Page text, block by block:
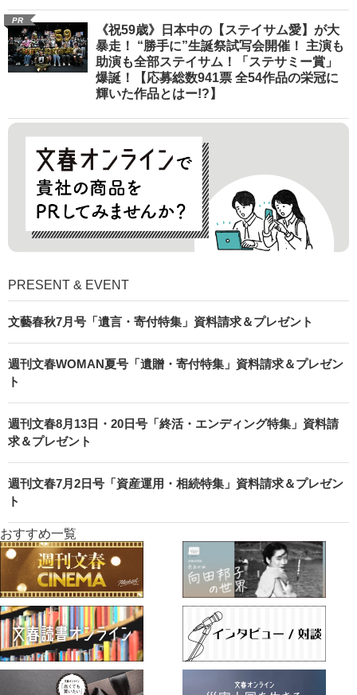
PR
《祝59歳》日本中の【ステイサム愛】が大
暴走！ “勝手に”生誕祭試写会開催！ 主演も
助演も全部ステイサム！「ステサミー賞」
爆誕！【応募総数941票 全54作品の栄冠に
輝いた作品とはー!?】
PRESENT & EVENT
文藝春秋7月号「遺言・寄付特集」資料請求＆プレゼント
週刊文春WOMAN夏号「遺贈・寄付特集」資料請求＆プレゼン
ト
週刊文春8月13日・20日号「終活・エンディング特集」資料請
求＆プレゼント
週刊文春7月2日号「資産運用・相続特集」資料請求＆プレゼン
ト
おすすめ一覧